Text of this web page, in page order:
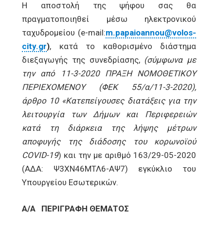
Η αποστολή της ψήφου σας θα
πραγματοποιηθεί μέσω ηλεκτρονικού
ταχυδρομείου (e-mail:m.papaioannou@volos-
city.gr), κατά το καθορισμένο διάστημα
διεξαγωγής της συνεδρίασης, (σύμφωνα με
την από 11-3-2020 ΠΡΑΞΗ ΝΟΜΟΘΕΤΙΚΟΥ
ΠΕΡΙΕΧΟΜΕΝΟΥ (ΦΕΚ 55/α/11-3-2020),
άρθρο 10 «Κατεπείγουσες διατάξεις για την
λειτουργία των Δήμων και Περιφερειών
κατά τη διάρκεια της λήψης μέτρων
αποφυγής της διάδοσης του κορωνοϊού
COVID-19) και την με αριθμό 163/29-05-2020
(ΑΔΑ: Ψ3ΧΝ46ΜΤΛ6-ΑΨ7) εγκύκλιο του
Υπουργείου Εσωτερικών.
Α/Α ΠΕΡΙΓΡΑΦΗ ΘΕΜΑΤΟΣ